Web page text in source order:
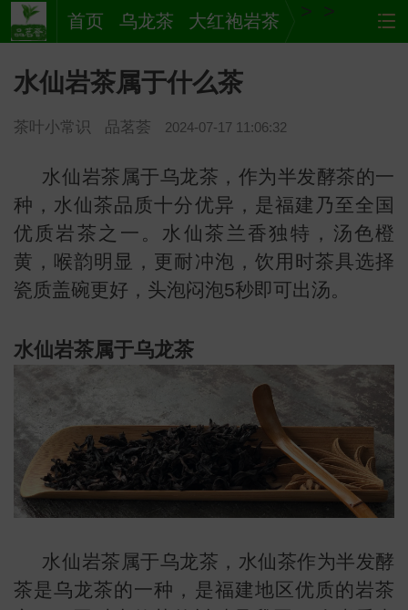
茶
首页 >
乌龙茶 >
大红袍岩茶
网站
水仙岩茶属于什么茶
茶叶小常识 品茗荟 2024-07-17 11:06:32
水仙岩茶属于乌龙茶，作为半发酵茶的一
种，水仙茶品质十分优异，是福建乃至全国
优质岩茶之一。水仙茶兰香独特，汤色橙
黄，喉韵明显，更耐冲泡，饮用时茶具选择
瓷质盖碗更好，头泡闷泡5秒即可出汤。
水仙岩茶属于乌龙茶
水仙岩茶属于乌龙茶，水仙茶作为半发酵
茶是乌龙茶的一种，是福建地区优质的岩茶